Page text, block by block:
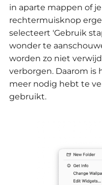
in aparte mappen of
rechtermuisknop
selecteert 'Gebruik
wonder te
worden zo niet
verborgen. Daarom is
meer nodig hebt te
gebruikt.